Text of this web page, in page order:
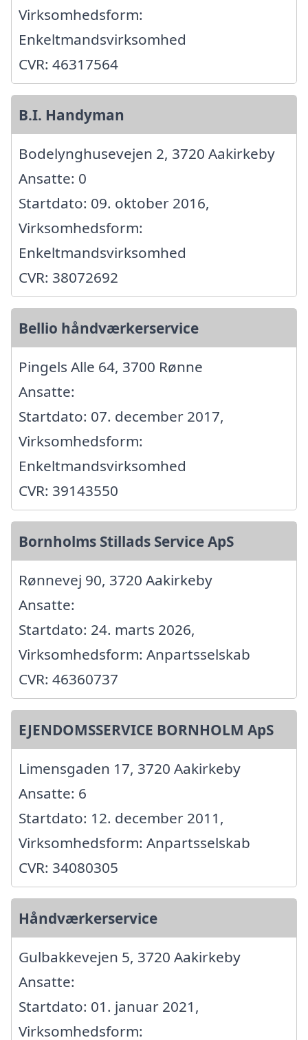
Virksomhedsform:
Enkeltmandsvirksomhed
CVR: 46317564
B.I. Handyman
Bodelynghusevejen 2, 3720 Aakirkeby
Ansatte: 0
Startdato: 09. oktober 2016,
Virksomhedsform:
Enkeltmandsvirksomhed
CVR: 38072692
Bellio håndværkerservice
Pingels Alle 64, 3700 Rønne
Ansatte:
Startdato: 07. december 2017,
Virksomhedsform:
Enkeltmandsvirksomhed
CVR: 39143550
Bornholms Stillads Service ApS
Rønnevej 90, 3720 Aakirkeby
Ansatte:
Startdato: 24. marts 2026,
Virksomhedsform: Anpartsselskab
CVR: 46360737
EJENDOMSSERVICE BORNHOLM ApS
Limensgaden 17, 3720 Aakirkeby
Ansatte: 6
Startdato: 12. december 2011,
Virksomhedsform: Anpartsselskab
CVR: 34080305
Håndværkerservice
Gulbakkevejen 5, 3720 Aakirkeby
Ansatte:
Startdato: 01. januar 2021,
Virksomhedsform: